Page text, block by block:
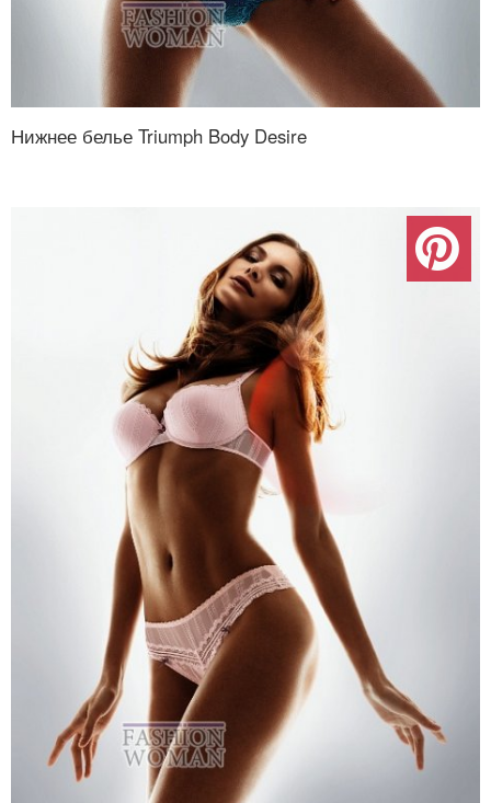
Нижнее белье Triumph Body Desire